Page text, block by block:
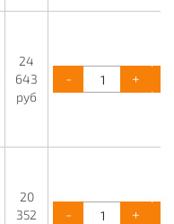
24
643
руб
- +
20
352
- +